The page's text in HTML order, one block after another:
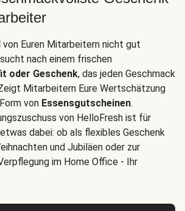
Euren Mitarbeitern nicht gut
nach einem frischen
oder Geschenk, das jeden Geschmack
Mitarbeitern Eure Wertschätzung
von Essensgutscheinen.
von HelloFresh ist für
dabei: ob als flexibles Geschenk
und Jubiläen oder zur
im Home Office - Ihr